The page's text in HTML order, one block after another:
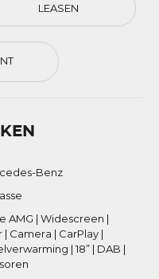
LEASEN
Benz
AMG | Widescreen |
| Camera | CarPlay |
| 18” | DAB |